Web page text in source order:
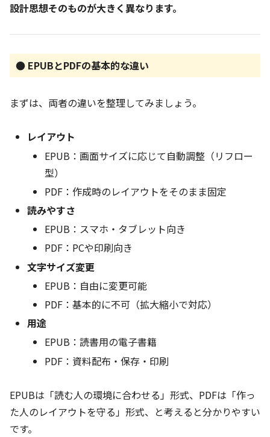
設計思想そのものが大きく異なります。
● EPUBとPDFの基本的な違い
まずは、両者の違いを整理してみましょう。
レイアウト
EPUB：画面サイズに応じて自動調整（リフロー
型）
PDF：作成時のレイアウトをそのまま固定
読みやすさ
EPUB：スマホ・タブレット向き
PDF：PCや印刷向き
文字サイズ変更
EPUB：自由に変更可能
PDF：基本的に不可（拡大縮小で対応）
用途
EPUB：読書用の電子書籍
PDF：資料配布・保存・印刷
EPUBは「読む人の環境に合わせる」形式、PDFは「作っ
た人のレイアウトを守る」形式、と考えると分かりやすい
です。